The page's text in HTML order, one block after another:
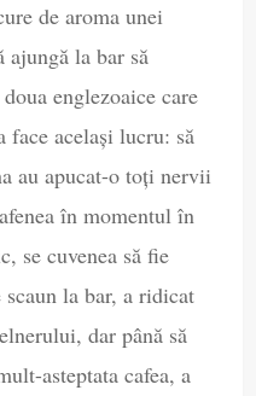
de aroma unei
ajungă la bar să
englezoaice care
face același lucru: să
au apucat-o toți nervii
în momentul în
se cuvenea să fie
la bar, a ridicat
dar până să
asteptata cafea, a